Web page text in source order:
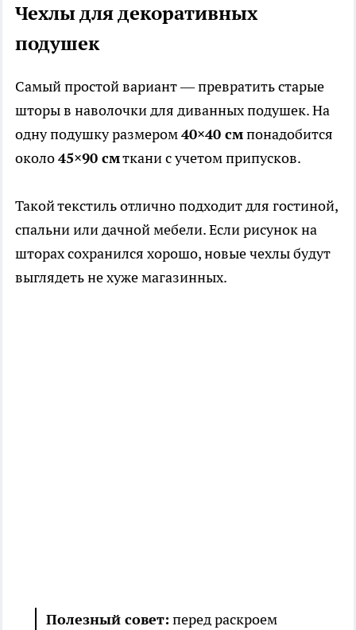
Чехлы для декоративных
подушек
Самый простой вариант — превратить старые
шторы в наволочки для диванных подушек. На
одну подушку размером40×40 смпонадобится
около45×90 смткани с учетом припусков.
Такой текстиль отлично подходит для гостиной,
спальни или дачной мебели. Если рисунок на
шторах сохранился хорошо, новые чехлы будут
выглядеть не хуже магазинных.
Полезный совет: перед раскроем